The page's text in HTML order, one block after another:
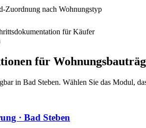
Zuordnung nach Wohnungstyp
für Käufer
für
in Bad Steben. Wählen Sie das Modul,
· Bad Steben